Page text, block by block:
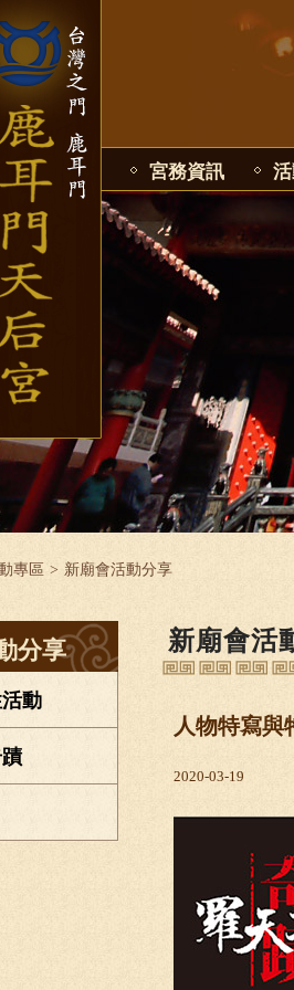
宮務資訊
專區 > 新廟會活動分享
分享
動
新廟會活
人物特寫與
2020-03-19